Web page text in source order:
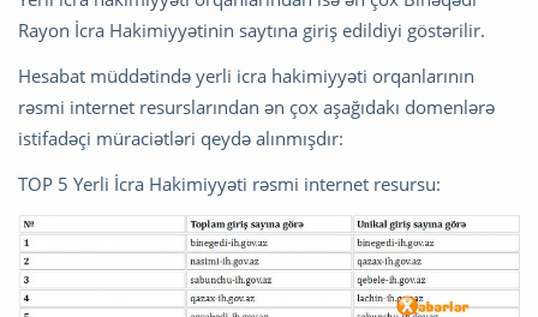
Rayon İcra Hakimiyyətinin saytına giriş edildiyi göstərilir.
Hesabat müddətində yerli icra hakimiyyəti orqanlarının
rəsmi internet resurslarından ən çox aşağıdakı domenlərə
istifadəçi müraciətləri qeydə alınmışdır:
TOP 5 Yerli İcra Hakimiyyəti rəsmi internet resursu: